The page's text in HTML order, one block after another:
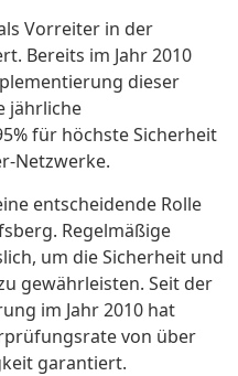
Vorreiter in der
Bereits im Jahr 2010
dieser
jährliche
für höchste Sicherheit
Netzwerke.
entscheidende Rolle
Regelmäßige
um die Sicherheit und
gewährleisten. Seit der
im Jahr 2010 hat
von über
garantiert.